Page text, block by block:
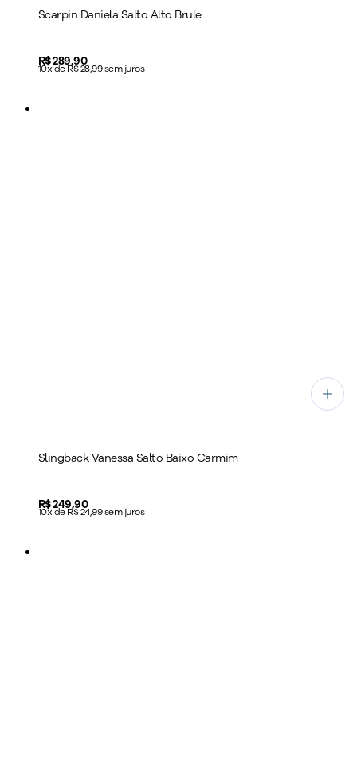
Scarpin Daniela Salto Alto Brule
Price:
R$ 289,90
10x de R$ 28,99 sem juros
Slingback Vanessa Salto Baixo Carmim
Price:
R$ 249,90
10x de R$ 24,99 sem juros